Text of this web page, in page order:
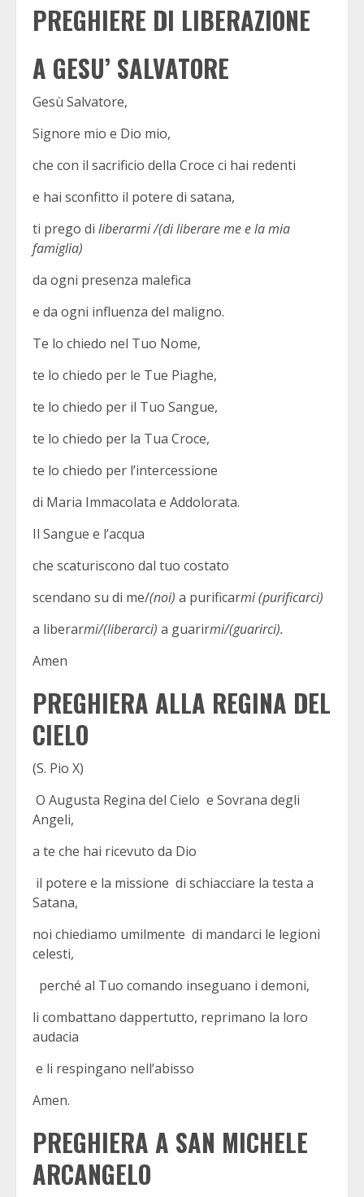
PREGHIERE DI LIBERAZIONE
A GESU’ SALVATORE
Gesù Salvatore,
Signore mio e Dio mio,
che con il sacrificio della Croce ci hai redenti
e hai sconfitto il potere di satana,
ti prego di liberarmi /(di liberare me e la mia
famiglia)
da ogni presenza malefica
e da ogni influenza del maligno.
Te lo chiedo nel Tuo Nome,
te lo chiedo per le Tue Piaghe,
te lo chiedo per il Tuo Sangue,
te lo chiedo per la Tua Croce,
te lo chiedo per l’intercessione
di Maria Immacolata e Addolorata.
Il Sangue e l’acqua
che scaturiscono dal tuo costato
scendano su di me/(noi) a purificarmi (purificarci)
a liberarmi/(liberarci) a guarirmi/(guarirci).
Amen
PREGHIERA ALLA REGINA DEL
CIELO
(S. Pio X)
O Augusta Regina del Cielo e Sovrana degli
Angeli,
a te che hai ricevuto da Dio
il potere e la missione di schiacciare la testa a
Satana,
noi chiediamo umilmente di mandarci le legioni
celesti,
perché al Tuo comando inseguano i demoni,
li combattano dappertutto, reprimano la loro
audacia
e li respingano nell’abisso
Amen.
PREGHIERA A SAN MICHELE
ARCANGELO